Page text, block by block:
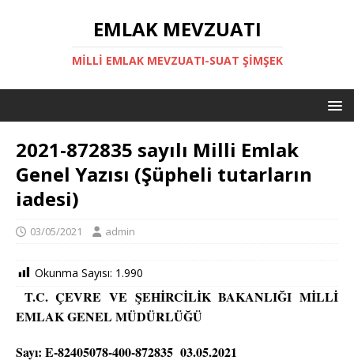
EMLAK MEVZUATI
MILLI EMLAK MEVZUATI-SUAT ŞİMŞEK
2021-872835 sayılı Milli Emlak
Genel Yazısı (Şüpheli tutarların
iadesi)
03/05/2021 admin
Okunma Sayısı: 1.990
T.C. ÇEVRE VE ŞEHİRCİLİK BAKANLIĞI MİLLİ
EMLAK GENEL MÜDÜRLÜĞÜ
Sayı: E-82405078-400-872835 03.05.2021